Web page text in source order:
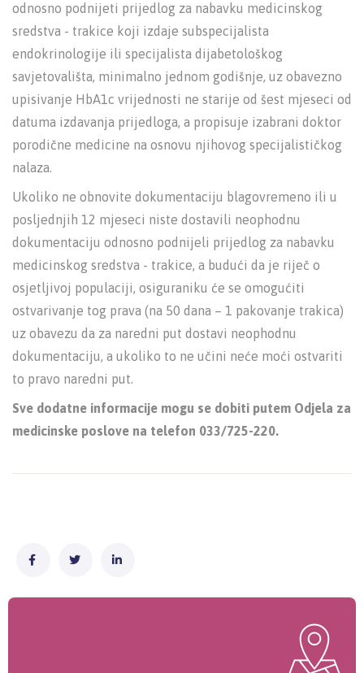
odnosno podnijeti prijedlog za nabavku medicinskog
sredstva - trakice koji izdaje subspecijalista
endokrinologije ili specijalista dijabetološkog
savjetovališta, minimalno jednom godišnje, uz obavezno
upisivanje HbA1c vrijednosti ne starije od šest mjeseci od
datuma izdavanja prijedloga, a propisuje izabrani doktor
porodične medicine na osnovu njihovog specijalističkog
nalaza.
Ukoliko ne obnovite dokumentaciju blagovremeno ili u
posljednjih 12 mjeseci niste dostavili neophodnu
dokumentaciju odnosno podnijeli prijedlog za nabavku
medicinskog sredstva - trakice, a budući da je riječ o
osjetljivoj populaciji, osiguraniku će se omogućiti
ostvarivanje tog prava (na 50 dana – 1 pakovanje trakica)
uz obavezu da za naredni put dostavi neophodnu
dokumentaciju, a ukoliko to ne učini neće moći ostvariti
to pravo naredni put.
Sve dodatne informacije mogu se dobiti putem Odjela za
medicinske poslove na telefon 033/725-220.